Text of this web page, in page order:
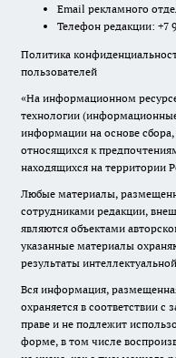
Email рекламного
Телефон редакции: +7
Политика
пользователей
«На информационном
технологии
информации на основе
относящихся к
находящихся на территории
Любые материалы,
сотрудниками редакции,
являются объектами
указанные материалы
результаты
Вся информация,
охраняется в соответствии
праве и не подлежит
форме, в том числе